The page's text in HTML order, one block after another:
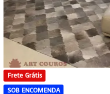
Frete Grátis
SOB ENCOMENDA